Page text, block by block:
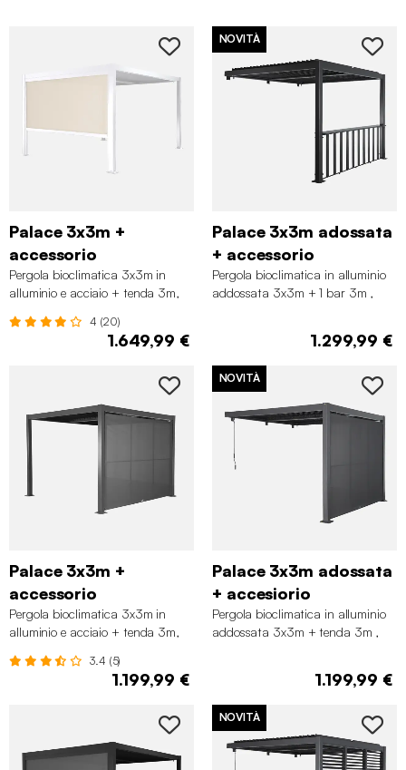
Palace 3x3m +
accessorio
Pergola bioclimatica 3x3m in
alluminio e acciaio + tenda 3m,
4 (20)
1.649,99 €
NOVITÀ
Palace 3x3m adossata
+ accessorio
Pergola bioclimatica in alluminio
addossata 3x3m + 1 bar 3m ,
1.299,99 €
Palace 3x3m +
accessorio
Pergola bioclimatica 3x3m in
alluminio e acciaio + tenda 3m,
3.4 (5)
1.199,99 €
NOVITÀ
Palace 3x3m adossata
+ accesiorio
Pergola bioclimatica in alluminio
addossata 3x3m + tenda 3m ,
1.199,99 €
NOVITÀ